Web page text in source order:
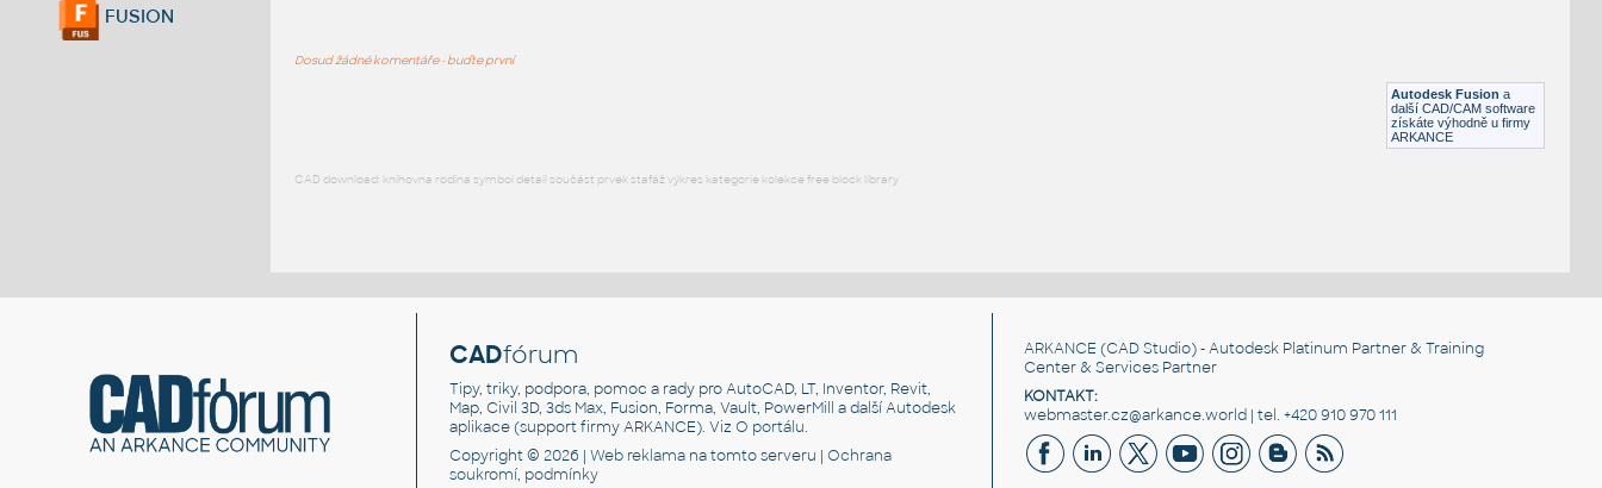
FUSION
Autodesk Fusion a
další CAD/CAM software
získáte výhodně u firmy
ARKANCE
Dosud žádné komentáře - buďte první
CAD download: knihovna rodina symbol detail součást prvek stafáž výkres kategorie kolekce free block library
CADfórum
Tipy, triky, podpora, pomoc a rady pro AutoCAD, LT, Inventor, Revit,
Map, Civil 3D, 3ds Max, Fusion, Forma, Vault, PowerMill a další Autodesk
aplikace (support firmy ARKANCE). VizO portálu.
Copyright © 2026 |Web reklama na tomto serveru |Ochrana
soukromí, podmínky
ARKANCE (CAD Studio) - Autodesk Platinum Partner & Training
Center & Services Partner
KONTAKT:
webmaster.cz@arkance.world | tel. +420 910 970 111